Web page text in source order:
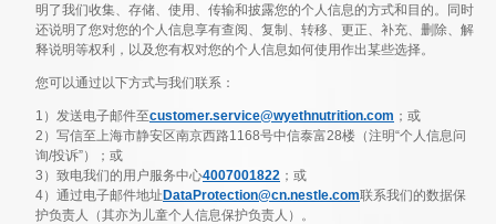
明了我们收集、存储、使用、传输和披露您的个人信息的方式和目的。同时
还说明了您对您的个人信息享有查阅、复制、转移、更正、补充、删除、解
释说明等权利，以及您有权对您的个人信息如何使用作出某些选择。
您可以通过以下方式与我们联系：
1）发送电子邮件至customer.service@wyethnutrition.com ；或
2）写信至上海市静安区南京西路1168号中信泰富28楼（注明“个人信息问
询/投诉”）；或
3）致电我们的用户服务中心4007001822 ；或
4）通过电子邮件地址 DataProtection@cn.nestle.com联系我们的数据保
护负责人（其亦为儿童个人信息保护负责人）。